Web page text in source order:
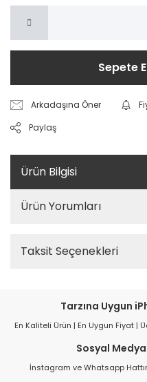
Sepete
Arkadaşına Öner
Paylaş
Ürün Bilgisi
Ürün Yorumları
Taksit Seçenekleri
Tarzına Uygun
En Kaliteli Ürün | En Uygun Fiyat |
Sosyal
İnstagram ve Whatsapp